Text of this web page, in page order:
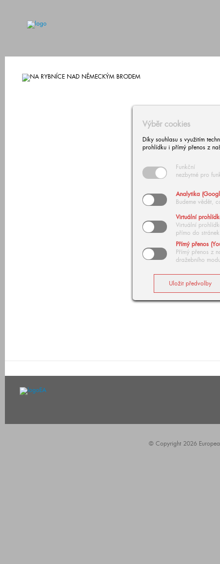
Výběr cookies
Díky souhlasu s využitím
prohlídku i přímý přenos z
Funkční
nezbytné pro
Analytika
Budeme vědět,
Virtuální
Virtuální
přímo do stránek
Přímý přenos
Přímý přenos z
dražebního
© Copyright 2026